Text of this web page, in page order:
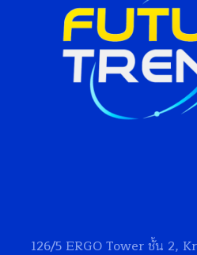
126/5 ERGO Towerชั้น 2,